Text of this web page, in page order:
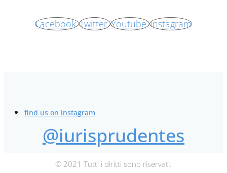
Facebook Twitter Youtube Instagram
find us on instagram
@iurisprudentes
© 2021 Tutti i diritti sono riservati.